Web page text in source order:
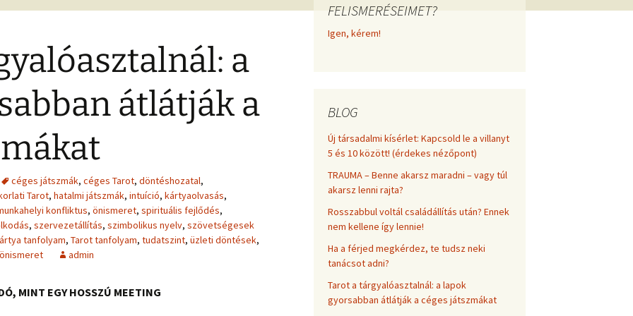
– Kronobiológiai
számolóprogram
– 4
tudatszintek
–
–
Ügyfelek meséi
A saját mesém
ÉFT esetek –
tanítványoktól
Vegyes esetek
Alternatív megoldások
FASTER EFT esetek
GYEREKBAJOK
frekvenciákkal
felismeréseimet és
Általános Szerződési
Feltételek
a
átlátják a
céges játszmák, céges Tarot, döntéshozatal,
Tarot, hatalmi játszmák, intuíció, kártyaolvasás,
konfliktus, önismeret, spirituális fejlődés,
, szervezetállítás, szimbolikus nyelv, szövetségesek
tanfolyam, Tarot tanfolyam, tudatszint, üzleti döntések,
admin
MINT EGY HOSSZÚ MEETING
FELISMERÉSEIMET?
Igen, kérem!
BLOG
Új társadalmi kísérlet: Kapcsold le a villanyt
5 és 10 között! (érdekes nézőpont)
TRAUMA – Benne akarsz maradni – vagy túl
akarsz lenni rajta?
Rosszabbul voltál családállítás után? Ennek
nem kellene így lennie!
Ha a férjed megkérdez, te tudsz neki
tanácsot adni?
Tarot a tárgyalóasztalnál: a lapok
gyorsabban átlátják a céges játszmákat